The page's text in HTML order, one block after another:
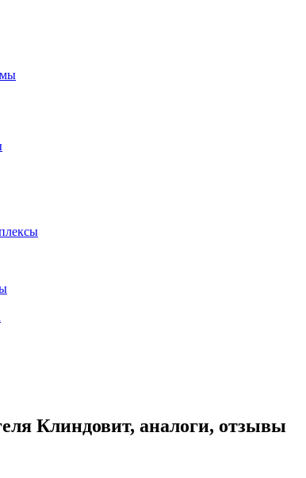
Клиндовит, аналоги, отзывы